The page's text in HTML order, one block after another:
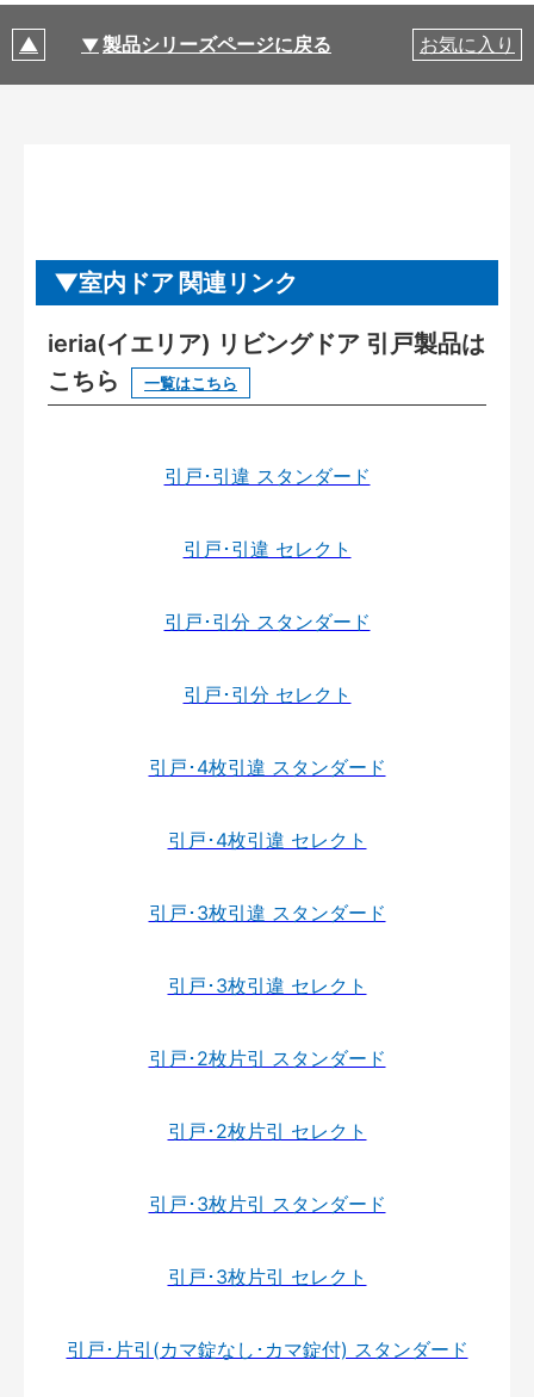
製品シリーズページに戻る お気に入り
室内ドア 関連リンク
ieria(イエリア) リビングドア 引戸製品は
こちら
一覧はこちら
引戸･引違 スタンダード
引戸･引違 セレクト
引戸･引分 スタンダード
引戸･引分 セレクト
引戸･4枚引違 スタンダード
引戸･4枚引違 セレクト
引戸･3枚引違 スタンダード
引戸･3枚引違 セレクト
引戸･2枚片引 スタンダード
引戸･2枚片引 セレクト
引戸･3枚片引 スタンダード
引戸･3枚片引 セレクト
引戸･片引(カマ錠なし･カマ錠付) スタンダード